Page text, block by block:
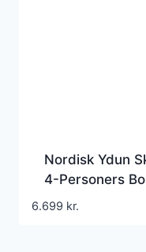
Nordisk Ydun
4-Personers
personer
6.699 kr.